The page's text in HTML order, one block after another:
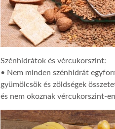
Szénhidrátok és vércukorszint:
• Nem minden szénhidrát
gyümölcsök és zöldségek
és nem okoznak vércukorszint-